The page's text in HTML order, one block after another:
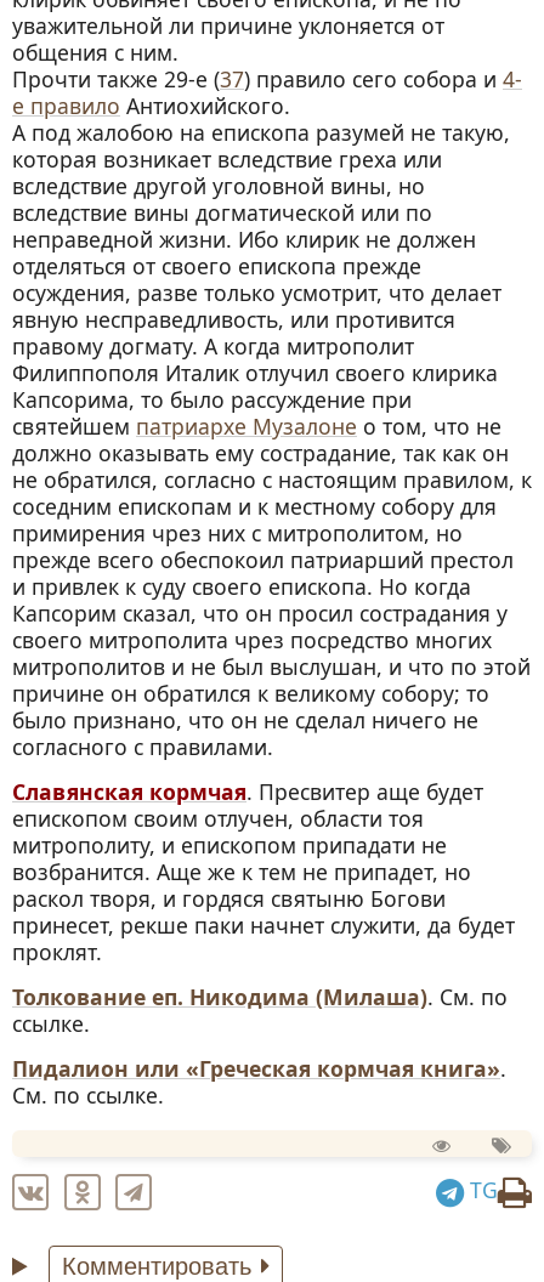
уважительной ли причине уклоняется от
общения с ним.
Прочти также 29-е (37) правило сего собора и 4-
е правило Антиохийского.
А под жалобою на епископа разумей не такую,
которая возникает вследствие греха или
вследствие другой уголовной вины, но
вследствие вины догматической или по
неправедной жизни. Ибо клирик не должен
отделяться от своего епископа прежде
осуждения, разве только усмотрит, что делает
явную несправедливость, или противится
правому догмату. А когда митрополит
Филиппополя Италик отлучил своего клирика
Капсорима, то было рассуждение при
святейшем патриархе Музалоне о том, что не
должно оказывать ему сострадание, так как он
не обратился, согласно с настоящим правилом, к
соседним епископам и к местному собору для
примирения чрез них с митрополитом, но
прежде всего обеспокоил патриарший престол
и привлек к суду своего епископа. Но когда
Капсорим сказал, что он просил сострадания у
своего митрополита чрез посредство многих
митрополитов и не был выслушан, и что по этой
причине он обратился к великому собору; то
было признано, что он не сделал ничего не
согласного с правилами.
Славянская кормчая. Пресвитер аще будет
епископом своим отлучен, области тоя
митрополиту, и епископом припадати не
возбранится. Аще же к тем не припадет, но
раскол творя, и гордяся святыню Богови
принесет, рекше паки начнет служити, да будет
проклят.
Толкование еп. Никодима (Милаша). См. по
ссылке.
Пидалион или «Греческая кормчая книга».
См. по ссылке.
TG
Комментировать